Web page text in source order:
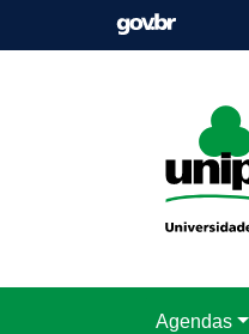
Agendas